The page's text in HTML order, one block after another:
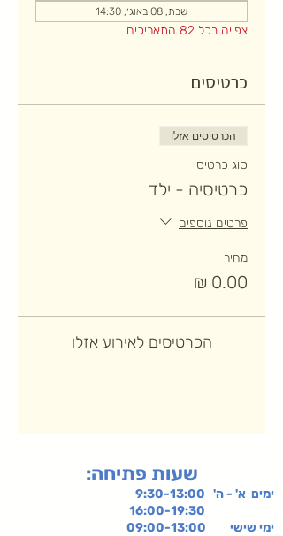
שבת, 08 באוג׳, 14:30
צפייה בכל 82 התאריכים
כרטיסים
הכרטיסים אזלו
סוג כרטיס
כרטיסיה - ילד
פרטים נוספים
מחיר
הכרטיסים לאירוע אזלו
:שעות פתיחה
ימים א' - ה' 9:30-13:00
ימי שישי 09:00-13:00